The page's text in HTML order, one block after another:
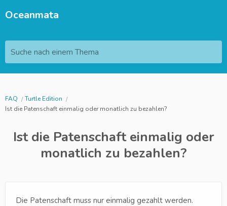
Oceanmata
Suche nach einem Thema
FAQ
Turtle Edition
Ist die Patenschaft einmalig oder monatlich zu bezahlen?
Ist die Patenschaft einmalig oder
monatlich zu bezahlen?
Die Patenschaft muss nur einmalig gezahlt werden.